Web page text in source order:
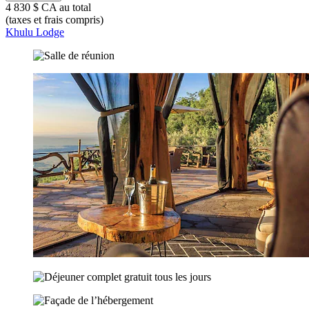
4 830 $ CA au total
(taxes et frais compris)
Khulu Lodge